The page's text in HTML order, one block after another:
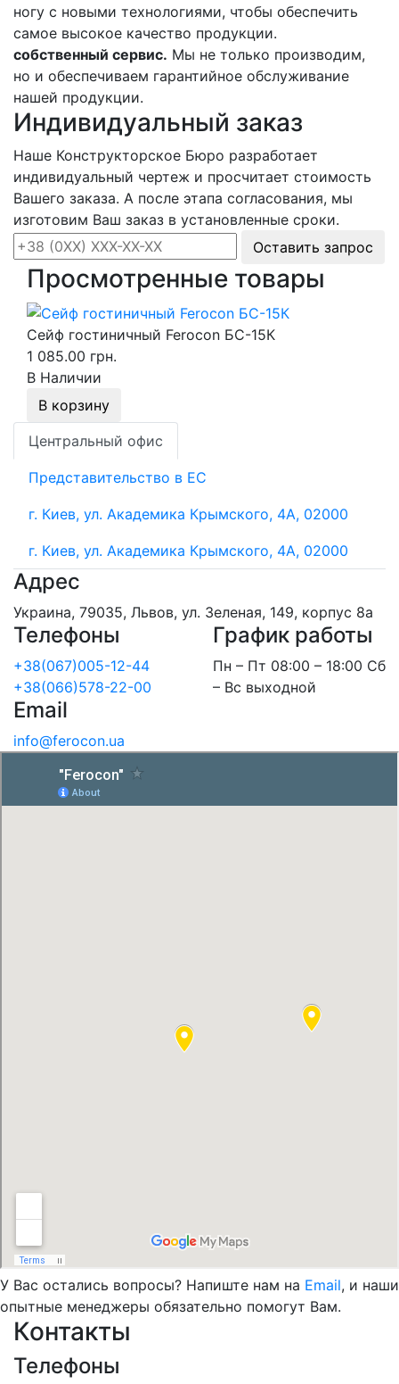
ногу с новыми технологиями, чтобы обеспечить
самое высокое качество продукции.
собственный сервис. Мы не только производим,
но и обеспечиваем гарантийное обслуживание
нашей продукции.
Индивидуальный заказ
Наше Конструкторское Бюро разработает
индивидуальный чертеж и просчитает стоимость
Вашего заказа. А после этапа согласования, мы
изготовим Ваш заказ в установленные сроки.
Оставить запрос
Просмотренные товары
Сейф гостиничный Ferocon БС-15К
1 085.00 грн.
В Наличии
В корзину
Центральный офис
Представительство в ЕС
г. Киев, ул. Академика Крымского, 4А, 02000
г. Киев, ул. Академика Крымского, 4А, 02000
Адрес
Украина, 79035, Львов, ул. Зеленая, 149, корпус 8а
Телефоны
+38(067)005-12-44
+38(066)578-22-00
График работы
Пн – Пт 08:00 – 18:00 Сб
– Вс выходной
Email
info@ferocon.ua
У Вас остались вопросы? Напиште нам на Email, и наши
опытные менеджеры обязательно помогут Вам.
Контакты
Телефоны